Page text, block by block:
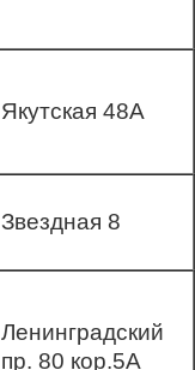
Якутская 48А
Звездная 8
Ленинградский
пр. 80 кор.5А